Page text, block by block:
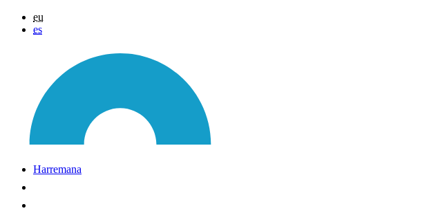
eu
es
Harremana